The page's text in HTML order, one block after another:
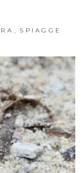
, SPIAGGE